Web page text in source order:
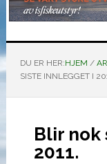
DU ER HER:HJEM /
SISTE INNLEGGET I
Blir nok
2011.